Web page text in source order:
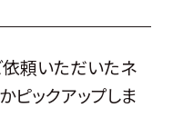
頼いただいたネ
ピックアップしま